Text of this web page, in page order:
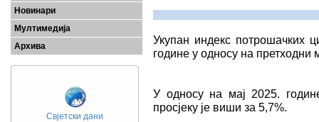
Новинари
Мултимедија
Архива
Свјетски дани
Укупан индекс потрошачких
године у односу на претходни
У односу на мај 2025.
просјеку је виши за 5,7%.